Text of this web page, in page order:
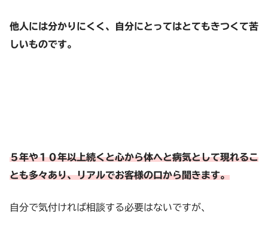
他人には分かりにくく、自分にとってはとてもきつくて苦
しいものです。
５年や１０年以上続くと心から体へと病気として現れるこ
とも多々あり、リアルでお客様の口から聞きます。
自分で気付ければ相談する必要はないですが、